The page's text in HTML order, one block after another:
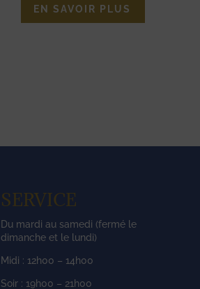
SERVICE
Du mardi au samedi (fermé le
dimanche et le lundi)
Midi : 12h00 – 14h00
Soir : 19h00 – 21h00